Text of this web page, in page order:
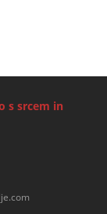
s srcem in